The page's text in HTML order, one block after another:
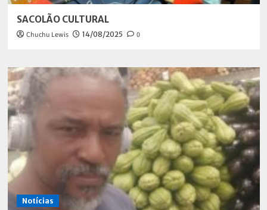
SACOLÃO CULTURAL
Chuchu Lewis 14/08/2025 0
Notícias